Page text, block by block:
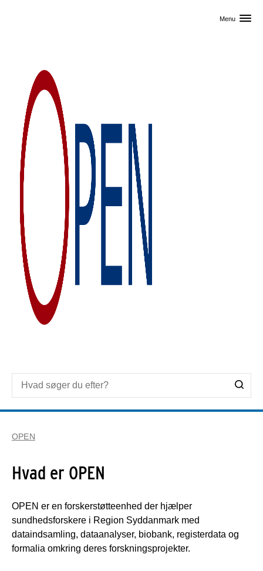
Menu
OPEN
Hvad er OPEN
OPEN er en forskerstøtteenhed der hjælper
sundhedsforskere i Region Syddanmark med
dataindsamling, dataanalyser, biobank, registerdata og
formalia omkring deres forskningsprojekter.